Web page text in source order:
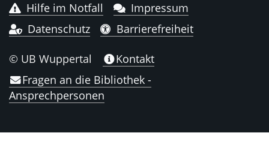
Hilfe im Notfall
Impressum
Datenschutz
Barrierefreiheit
© UB Wuppertal
Kontakt
Fragen an die Bibliothek -
Ansprechpersonen